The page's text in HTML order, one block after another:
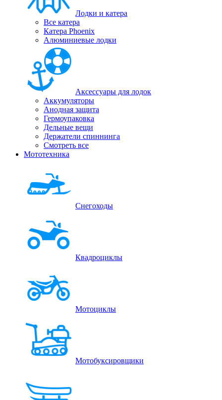
Лодки и катера
Все катера
Катера Phoenix
Алюминиевые лодки
Аксессуары для лодок
Аккумуляторы
Анодная защита
Гермоупаковка
Дельные вещи
Держатели спиннинга
Смотреть все
Мототехника
Снегоходы
Квадроциклы
Мотоциклы
Мотобуксировщики